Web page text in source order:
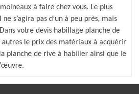
à faire chez vous. Le plus
ne s’agira pas d’un à peu près, mais
votre devis habillage planche de
le prix des matériaux à acquérir
planche de rive à habiller ainsi que le